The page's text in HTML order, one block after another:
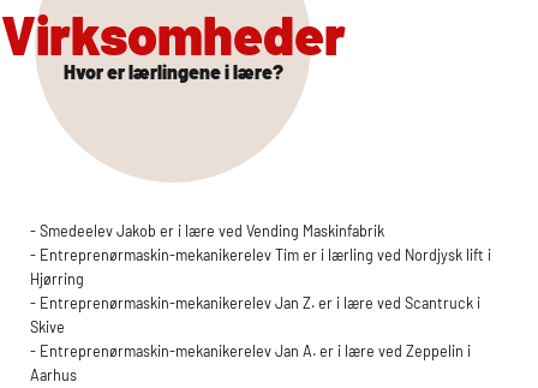
Virksomheder
Hvor er lærlingene i lære?
- Smedeelev Jakob er i lære ved Vending Maskinfabrik
- Entreprenørmaskin-mekanikerelev Tim er i lærling ved Nordjysk lift i
Hjørring
- Entreprenørmaskin-mekanikerelev Jan Z. er i lære ved Scantruck i
Skive
- Entreprenørmaskin-mekanikerelev Jan A. er i lære ved Zeppelin i
Aarhus